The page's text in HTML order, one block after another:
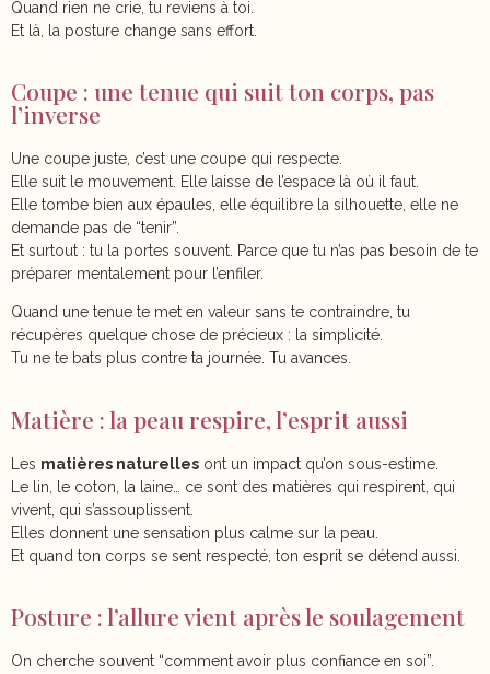
Quand rien ne crie, tu reviens à toi.
Et là, la posture change sans effort.
Coupe : une tenue qui suit ton corps, pas
l’inverse
Une coupe juste, c’est une coupe qui respecte.
Elle suit le mouvement. Elle laisse de l’espace là où il faut.
Elle tombe bien aux épaules, elle équilibre la silhouette, elle ne
demande pas de “tenir”.
Et surtout : tu la portes souvent. Parce que tu n’as pas besoin de te
préparer mentalement pour l’enfiler.
Quand une tenue te met en valeur sans te contraindre, tu
récupères quelque chose de précieux : la simplicité.
Tu ne te bats plus contre ta journée. Tu avances.
Matière : la peau respire, l’esprit aussi
Les matières naturelles ont un impact qu’on sous-estime.
Le lin, le coton, la laine… ce sont des matières qui respirent, qui
vivent, qui s’assouplissent.
Elles donnent une sensation plus calme sur la peau.
Et quand ton corps se sent respecté, ton esprit se détend aussi.
Posture : l’allure vient après le soulagement
On cherche souvent “comment avoir plus confiance en soi”.